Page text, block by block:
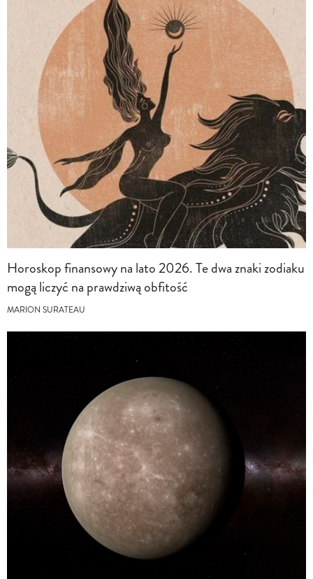
Horoskop finansowy na lato 2026. Te dwa znaki zodiaku
mogą liczyć na prawdziwą obfitość
MARION SURATEAU